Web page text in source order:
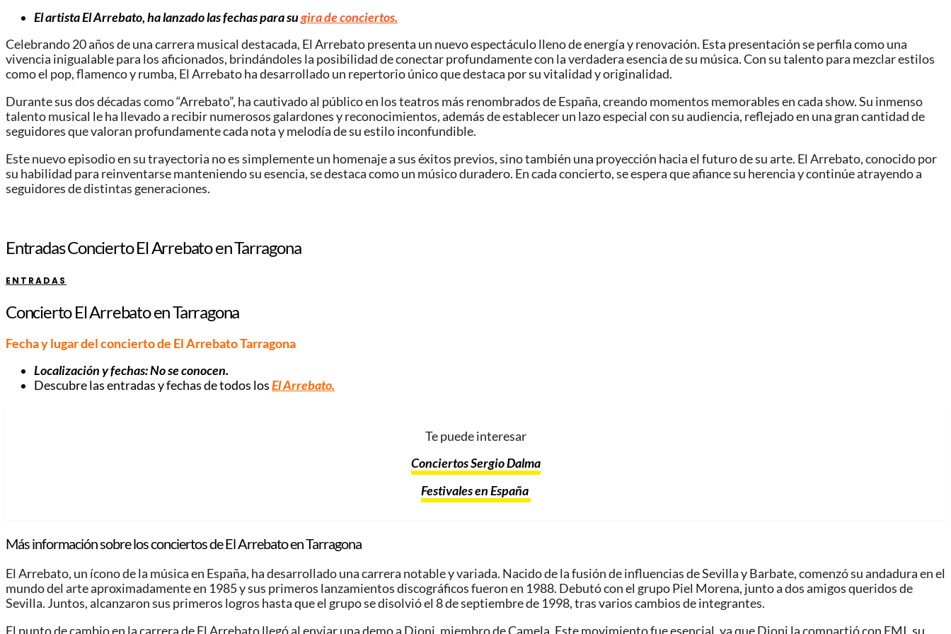
El artista El Arrebato, ha lanzado las fechas para sugira de conciertos.
Celebrando 20 años de una carrera musical destacada, El Arrebato presenta un nuevo espectáculo lleno de energía y renovación. Esta presentación se perfila como una
vivencia inigualable para los aficionados, brindándoles la posibilidad de conectar profundamente con la verdadera esencia de su música. Con su talento para mezclar estilos
como el pop, flamenco y rumba, El Arrebato ha desarrollado un repertorio único que destaca por su vitalidad y originalidad.
Durante sus dos décadas como “Arrebato”, ha cautivado al público en los teatros más renombrados de España, creando momentos memorables en cada show. Su inmenso
talento musical le ha llevado a recibir numerosos galardones y reconocimientos, además de establecer un lazo especial con su audiencia, reflejado en una gran cantidad de
seguidores que valoran profundamente cada nota y melodía de su estilo inconfundible.
Este nuevo episodio en su trayectoria no es simplemente un homenaje a sus éxitos previos, sino también una proyección hacia el futuro de su arte. El Arrebato, conocido por
su habilidad para reinventarse manteniendo su esencia, se destaca como un músico duradero. En cada concierto, se espera que afiance su herencia y continúe atrayendo a
seguidores de distintas generaciones.
Entradas Concierto El Arrebato en Tarragona
ENTRADAS
Concierto El Arrebato en Tarragona
Fecha y lugar del concierto de El Arrebato Tarragona
Localización y fechas: No se conocen.
Descubre las entradas y fechas de todos losEl Arrebato.
Te puede interesar
Conciertos Sergio Dalma
Festivales en España
Más información sobre los conciertos de El Arrebato en Tarragona
El Arrebato, un ícono de la música en España, ha desarrollado una carrera notable y variada. Nacido de la fusión de influencias de Sevilla y Barbate, comenzó su andadura en el
mundo del arte aproximadamente en 1985 y sus primeros lanzamientos discográficos fueron en 1988. Debutó con el grupo Piel Morena, junto a dos amigos queridos de
Sevilla. Juntos, alcanzaron sus primeros logros hasta que el grupo se disolvió el 8 de septiembre de 1998, tras varios cambios de integrantes.
El punto de cambio en la carrera de El Arrebato llegó al enviar una demo a Dioni, miembro de Camela. Este movimiento fue esencial, ya que Dioni la compartió con EMI, su